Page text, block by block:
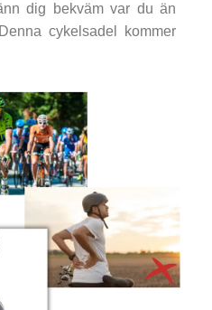
dig bekväm var du än
cykelsadel kommer